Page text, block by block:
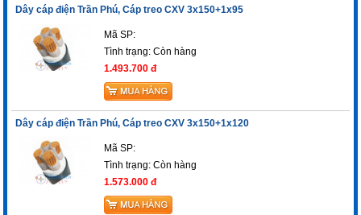
Dây cáp điện Trần Phú, Cáp treo CXV 3x150+1x95
Mã SP:
Tình trạng:Còn hàng
1.493.700 đ
Dây cáp điện Trần Phú, Cáp treo CXV 3x150+1x120
Mã SP:
Tình trạng:Còn hàng
1.573.000 đ